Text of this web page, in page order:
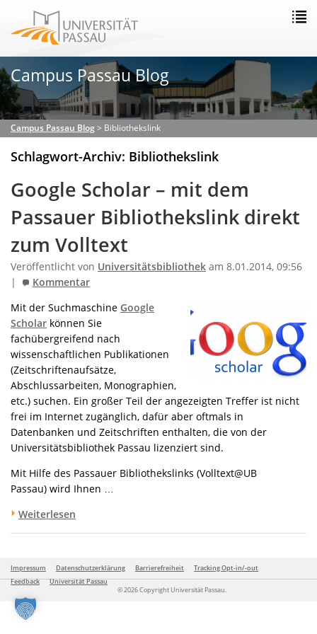
Campus Passau Blog
Campus Passau Blog> Bibliothekslink
Schlagwort-Archiv: Bibliothekslink
Google Scholar – mit dem
Passauer Bibliothekslink direkt
zum Volltext
Veröffentlicht von Universitätsbibliothek am 8.01.2014, 09:56
|
Kommentar
Mit der Suchmaschine Google
Scholar können Sie
fachübergreifend nach
wissenschaftlichen Publikationen
(Zeitschriftenaufsätze,
Abschlussarbeiten, Monographien,
etc.) suchen. Ein großer Teil der angezeigten Treffer ist nicht
frei im Internet zugänglich, dafür aber oftmals in
Datenbanken und Zeitschriften enthalten, die von der
Universitätsbibliothek Passau lizenziert sind.
Mit Hilfe des Passauer Bibliothekslinks (Volltext@UB
Passau) wird Ihnen …
Weiterlesen
Impressum Datenschutzerklärung Barrierefreiheit
Tracking Opt-in/-out
Feedback
Universität Passau
© 2026 Copyright Universität Passau.